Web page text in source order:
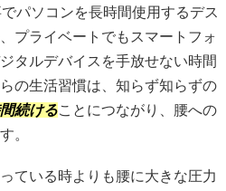
パソコンを長時間使用するデス
プライベートでもスマートフォ
タルデバイスを手放せない時間
の生活習慣は、知らず知らずの
続けることにつながり、腰への
。
ている時よりも腰に大きな圧力